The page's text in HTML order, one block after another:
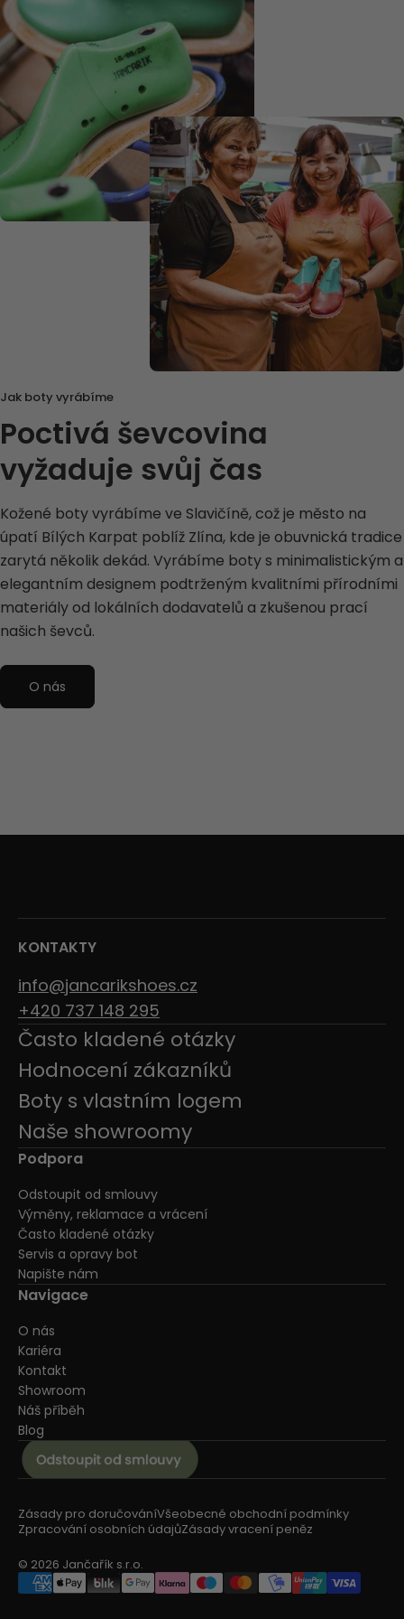
Jak boty vyrábíme
Poctivá ševcovina
vyžaduje svůj čas
Kožené boty vyrábíme ve Slavičíně, což je město na
úpatí Bílých Karpat poblíž Zlína, kde je obuvnická tradice
zarytá několik dekád. Vyrábíme boty s minimalistickým a
elegantním designem podtrženým kvalitními přírodními
materiály od lokálních dodavatelů a zkušenou prací
našich ševců.
O nás
KONTAKTY
info@jancarikshoes.cz
+420 737 148 295
Často kladené otázky
Hodnocení zákazníků
Boty s vlastním logem
Naše showroomy
Podpora
Odstoupit od smlouvy
Výměny, reklamace a vrácení
Často kladené otázky
Servis a opravy bot
Napište nám
Navigace
O nás
Kariéra
Kontakt
Showroom
Náš příběh
Blog
Zásady pro doručováníVšeobecné obchodní podmínky
Zpracování osobních údajůZásady vracení peněz
© 2026 Jančařík s.r.o.